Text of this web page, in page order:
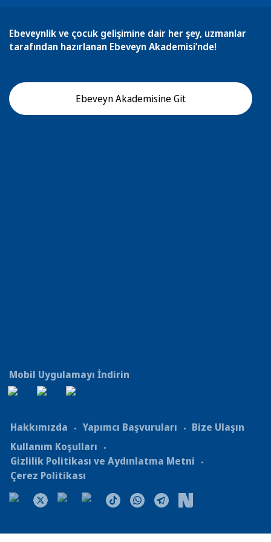
Ebeveynlik ve çocuk gelişimine dair her şey, uzmanlar
tarafından hazırlanan Ebeveyn Akademisi’nde!
Ebeveyn Akademisine Git
Mobil Uygulamayı İndirin
Hakkımızda Yapımcı Başvuruları
Bize Ulaşın
Kullanım Koşulları
Gizlilik Politikası ve Aydınlatma Metni
Çerez Politikası